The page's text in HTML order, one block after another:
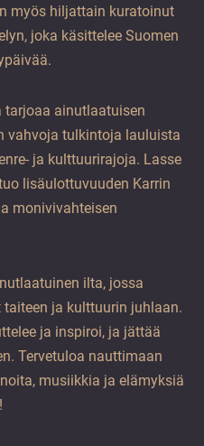
myös hiljattain kuratoinut
joka käsittelee Suomen
tarjoaa ainutlaatuisen
vahvoja tulkintoja lauluista
ja kulttuurirajoja. Lasse
lisäulottuvuuden Karrin
monivivahteisen
ilta, jossa
ja kulttuurin juhlaan.
ja inspiroi, ja jättää
Tervetuloa nauttimaan
musiikkia ja elämyksiä